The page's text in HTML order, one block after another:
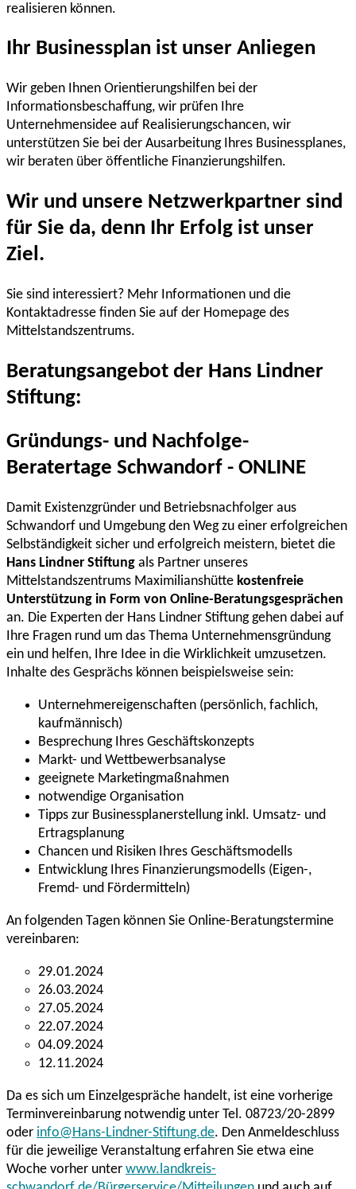
realisieren können.
Ihr Businessplan ist unser Anliegen
Wir geben Ihnen Orientierungshilfen bei der
Informationsbeschaffung, wir prüfen Ihre
Unternehmensidee auf Realisierungschancen, wir
unterstützen Sie bei der Ausarbeitung Ihres Businessplanes,
wir beraten über öffentliche Finanzierungshilfen.
Wir und unsere Netzwerkpartner sind
für Sie da, denn Ihr Erfolg ist unser
Ziel.
Sie sind interessiert? Mehr Informationen und die
Kontaktadresse finden Sie auf der Homepage des
Mittelstandszentrums.
Beratungsangebot der Hans Lindner
Stiftung:
Gründungs- und Nachfolge-
Beratertage Schwandorf - ONLINE
Damit Existenzgründer und Betriebsnachfolger aus
Schwandorf und Umgebung den Weg zu einer erfolgreichen
Selbständigkeit sicher und erfolgreich meistern, bietet die
Hans Lindner Stiftung als Partner unseres
Mittelstandszentrums Maximilianshütte kostenfreie
Unterstützung in Form von Online-Beratungsgesprächen
an. Die Experten der Hans Lindner Stiftung gehen dabei auf
Ihre Fragen rund um das Thema Unternehmensgründung
ein und helfen, Ihre Idee in die Wirklichkeit umzusetzen.
Inhalte des Gesprächs können beispielsweise sein:
Unternehmereigenschaften (persönlich, fachlich,
kaufmännisch)
Besprechung Ihres Geschäftskonzepts
Markt- und Wettbewerbsanalyse
geeignete Marketingmaßnahmen
notwendige Organisation
Tipps zur Businessplanerstellung inkl. Umsatz- und
Ertragsplanung
Chancen und Risiken Ihres Geschäftsmodells
Entwicklung Ihres Finanzierungsmodells (Eigen-,
Fremd- und Fördermitteln)
An folgenden Tagen können Sie Online-Beratungstermine
vereinbaren:
29.01.2024
26.03.2024
27.05.2024
22.07.2024
04.09.2024
12.11.2024
Da es sich um Einzelgespräche handelt, ist eine vorherige
Terminvereinbarung notwendig unter Tel. 08723/20-2899
oder info@Hans-Lindner-Stiftung.de. Den Anmeldeschluss
für die jeweilige Veranstaltung erfahren Sie etwa eine
Woche vorher unter www.landkreis-